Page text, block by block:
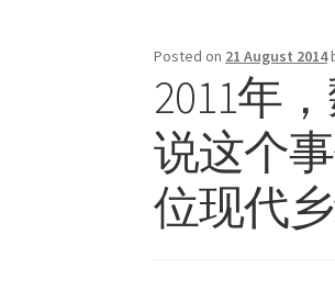
Posted on 21 August 2014
2011年
说这个
位现代